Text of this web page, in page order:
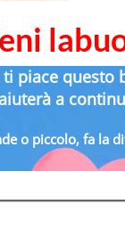
ti piace questo
a
o piccolo, fa la